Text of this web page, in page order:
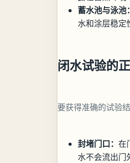
蓄水池与泳池：
水和涂层稳定
闭水试验的
要获得准确的试验
封堵门口： 在
水不会流出门